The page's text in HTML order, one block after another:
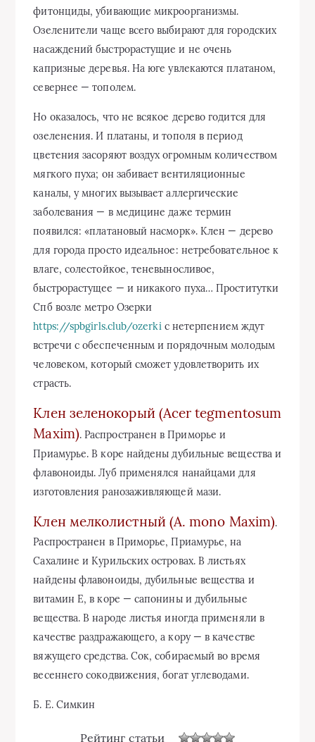
фитонциды, убивающие микроорганизмы.
Озеленители чаще всего выбирают для городских
насаждений быстрорастущие и не очень
капризные деревья. На юге увлекаются платаном,
севернее — тополем.
Но оказалось, что не всякое дерево годится для
озеленения. И платаны, и тополя в период
цветения засоряют воздух огромным количеством
мягкого пуха; он забивает вентиляционные
каналы, у многих вызывает аллергические
заболевания — в медицине даже термин
появился: «платановый насморк». Клен — дерево
для города просто идеальное: нетребовательное к
влаге, солестойкое, теневыносливое,
быстрорастущее — и никакого пуха… Проститутки
Спб возле метро Озерки
https://spbgirls.club/ozerkiс нетерпением ждут
встречи с обеспеченным и порядочным молодым
человеком, который сможет удовлетворить их
страсть.
Клен зеленокорый (Acer tegmentosum
Maxim). Распространен в Приморье и
Приамурье. В коре найдены дубильные вещества и
флавоноиды. Луб применялся нанайцами для
изготовления ранозажив­ляющей мази.
Клен мелколистный (A. mono Maxim).
Распространен в Приморье, Приамурье, на
Сахалине и Курильских островах. В листьях
найдены флавоноиды, дубильные вещества и
витамин Е, в коре — сапонины и дубильные
вещества. В народе листья иногда применяли в
качест­ве раздражающего, а кору — в качестве
вяжущего средства. Сок, собираемый во время
весеннего сокодвижения, богат углеводами.
Б. Е. Симкин
Рейтинг статьи